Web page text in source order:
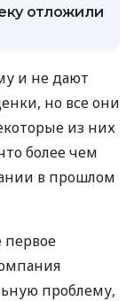
отложили
и не дают
но все они
из них
более чем
в прошлом
первое
проблему,